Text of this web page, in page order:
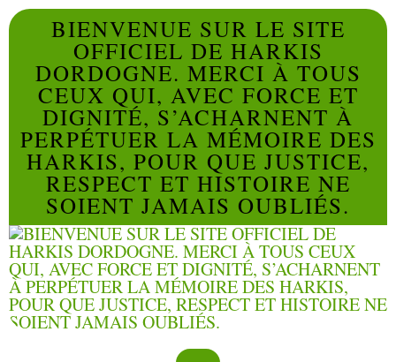
BIENVENUE SUR LE SITE
OFFICIEL DE HARKIS
DORDOGNE. MERCI À TOUS
CEUX QUI, AVEC FORCE ET
DIGNITÉ, S’ACHARNENT À
PERPÉTUER LA MÉMOIRE DES
HARKIS, POUR QUE JUSTICE,
RESPECT ET HISTOIRE NE
SOIENT JAMAIS OUBLIÉS.